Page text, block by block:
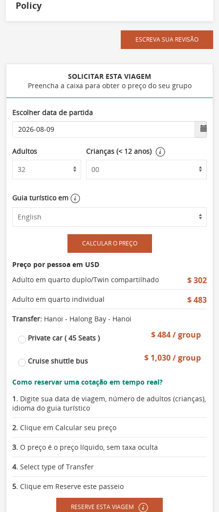
Policy
ESCREVA SUA REVISÃO
SOLICITAR ESTA VIAGEM
Preencha a caixa para obter o preço do seu grupo
Escolher data de partida
Adultos Crianças (< 12 anos)
Guia turístico em
CALCULAR O PREÇO
Preço por pessoa em USD
Adulto em quarto duplo/Twin compartilhado
$ 302
Adulto em quarto individual $ 483
Transfer: Hanoi - Halong Bay - Hanoi
Private car ( 45 Seats ) $ 484 / group
Cruise shuttle bus $ 1,030 / group
Como reservar uma cotação em tempo real?
1. Digite sua data de viagem, número de adultos (crianças),
idioma do guia turístico
2. Clique em Calcular seu preço
3. O preço é o preço líquido, sem taxa oculta
4. Select type of Transfer
5. Clique em Reserve este passeio
RESERVE ESTA VIAGEM